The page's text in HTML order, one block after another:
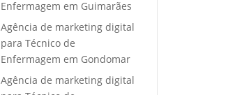
Enfermagem em Guimarães
Agência de marketing digital
para Técnico de
Enfermagem em Gondomar
Agência de marketing digital